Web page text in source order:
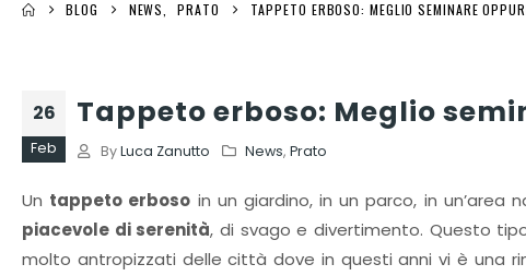
BLOG NEWS PRATO TAPPETO ERBOSO: MEGLIO SEMINARE
26
Feb
Tappeto erboso: Meglio
By Luca Zanutto News,Prato
Un tappeto erboso in un giardino, in un parco, in un’area
piacevole di serenità, di svago e divertimento. Questo
molto antropizzati delle città dove in questi anni vi è una